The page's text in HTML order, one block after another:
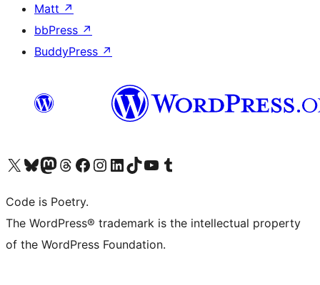
Matt ↗
bbPress ↗
BuddyPress ↗
Visit our X (formerly Twitter) account
Visit our Bluesky account
Visit our Mastodon account
Visit our Threads account
Visit our Facebook page
Visit our Instagram account
Visit our LinkedIn account
Visit our TikTok account
Visit our YouTube channel
Visit our Tumblr account
Code is Poetry.
The WordPress® trademark is the intellectual property
of the WordPress Foundation.